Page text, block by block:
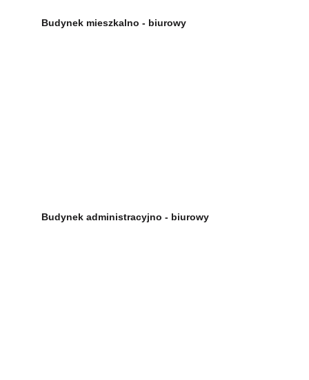
Budynek mieszkalno - biurowy
Budynek administracyjno - biurowy